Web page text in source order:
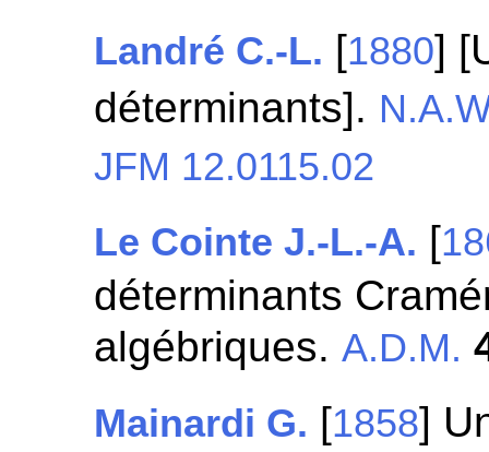
Landré C.-L. [1880]
déterminants].
JFM 12.0115.02
Le Cointe J.-L.-A. [
déterminants
algébriques.A.D.M.
Mainardi G. [1858]